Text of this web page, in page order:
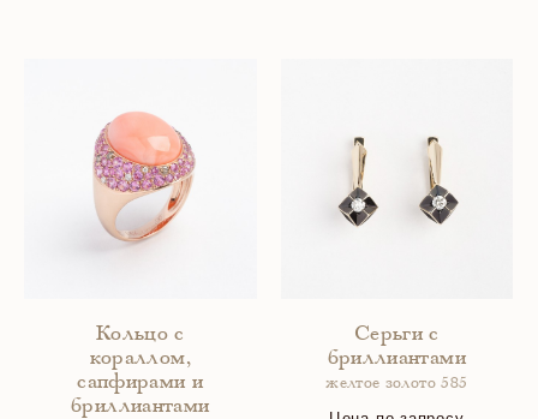
Кольцо с
кораллом,
сапфирами и
бриллиантами
Серьги с
бриллиантами
желтое золото 585